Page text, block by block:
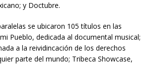
y Doctubre.
se ubicaron 105 títulos en las
Pueblo, dedicada al documental musical;
a la reividincación de los derechos
parte del mundo; Tribeca Showcase,